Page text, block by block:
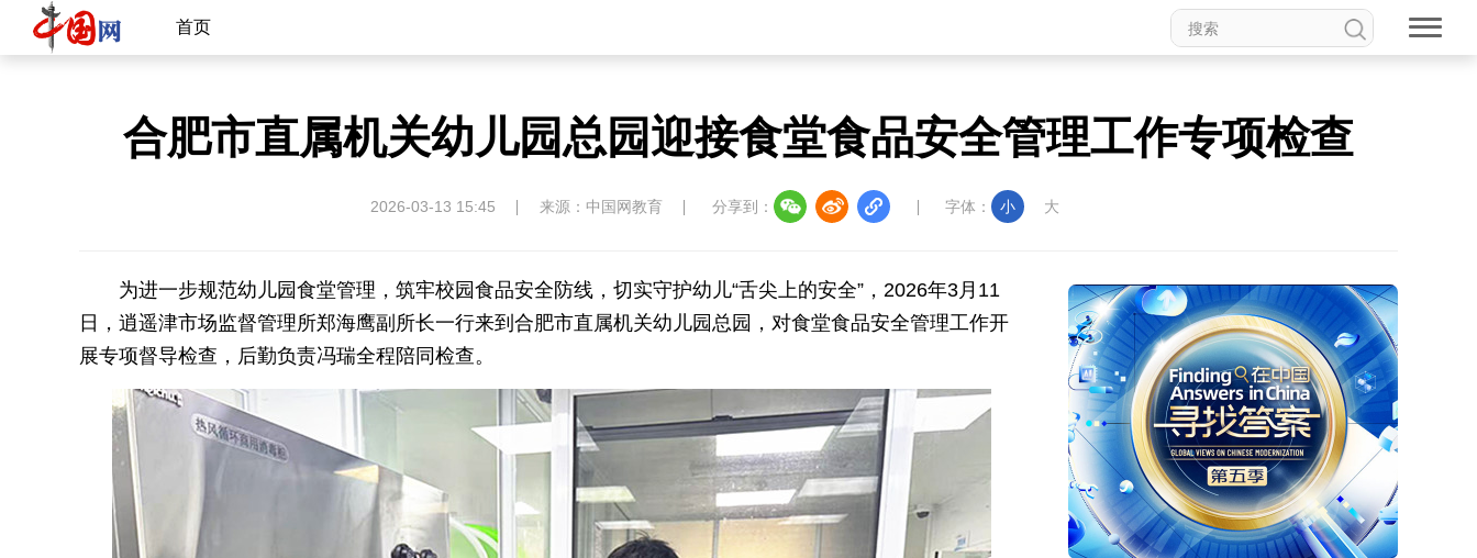
首页
合肥市直属机关幼儿园总园迎接食堂食品安全管理工作专项检查
2026-03-13 15:45 来源：中国网教育 分享到： 字体： 小 大
为进一步规范幼儿园食堂管理，筑牢校园食品安全防线，切实守护幼儿“舌尖上的安全”，2026年3月11
日，逍遥津市场监督管理所郑海鹰副所长一行来到合肥市直属机关幼儿园总园，对食堂食品安全管理工作开
展专项督导检查，后勤负责冯瑞全程陪同检查。